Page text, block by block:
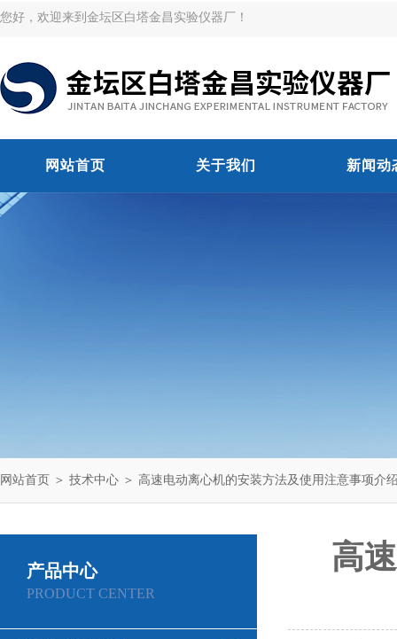
您好，欢迎来到金坛区白塔金昌实验仪器厂！
网站首页 关于我们 新闻动
网站首页 ＞ 技术中心 ＞ 高速电动离心机的安装方法及使用注意事项介
产品中心
PRODUCT CENTER
高